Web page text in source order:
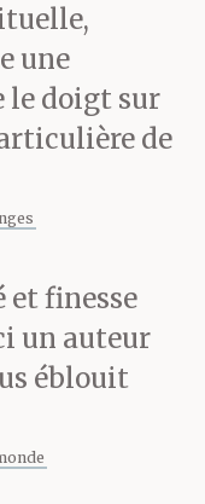
vie.
Il a
et
et
un
une
le doigt sur
de
et finesse
un auteur
éblouit